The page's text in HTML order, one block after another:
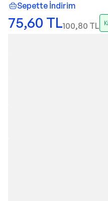
Sepette İndirim
75,60 TL100,80 TL